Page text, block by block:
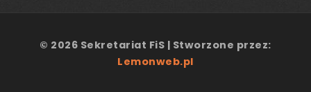
© 2026 Sekretariat FiS | Stworzone przez:
Lemonweb.pl